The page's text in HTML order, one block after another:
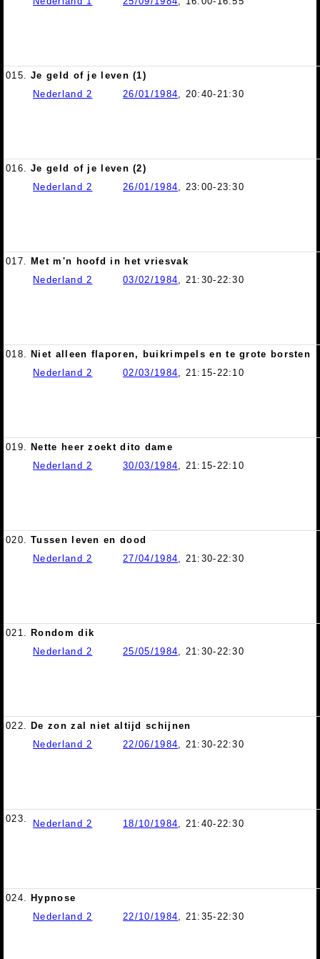
015. Je geld of je leven (1)
Nederland 2
26/01/1984, 20:40-21:30
016. Je geld of je leven (2)
Nederland 2
26/01/1984, 23:00-23:30
017. Met m'n hoofd in het vriesvak
Nederland 2
03/02/1984, 21:30-22:30
018. Niet alleen flaporen, buikrimpels en te grote borsten
Nederland 2
02/03/1984, 21:15-22:10
019. Nette heer zoekt dito dame
Nederland 2
30/03/1984, 21:15-22:10
020. Tussen leven en dood
Nederland 2
27/04/1984, 21:30-22:30
021. Rondom dik
Nederland 2
25/05/1984, 21:30-22:30
022. De zon zal niet altijd schijnen
Nederland 2
22/06/1984, 21:30-22:30
023. Nederland 2 18/10/1984, 21:40-22:30
024. Hypnose
Nederland 2
22/10/1984, 21:35-22:30